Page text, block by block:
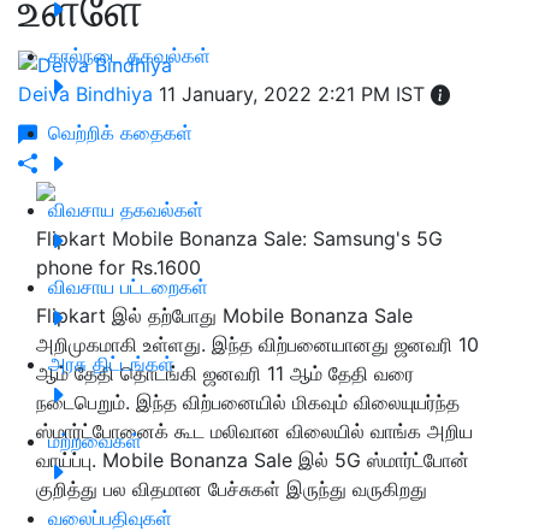
கால்நடை தகவல்கள்
வெற்றிக் கதைகள்
விவசாய தகவல்கள்
விவசாய பட்டறைகள்
அரசு திட்டங்கள்
மற்றவைகள்
வலைப்பதிவுகள்
Deiva Bindhiya 11 January, 2022 2:21 PM IST
Flipkart Mobile Bonanza Sale: Samsung's 5G
phone for Rs.1600
Flipkart இல் தற்போது Mobile Bonanza Sale
அறிமுகமாகி உள்ளது. இந்த விற்பனையானது ஜனவரி 10
ஆம் தேதி தொடங்கி ஜனவரி 11 ஆம் தேதி வரை
நடைபெறும். இந்த விற்பனையில் ​​மிகவும் விலையுயர்ந்த
ஸ்மார்ட்போனைக் கூட மலிவான விலையில் வாங்க அறிய
வாய்ப்பு. Mobile Bonanza Sale இல் 5G ஸ்மார்ட்போன்
குறித்து பல விதமான பேச்சுகள் இருந்து வருகிறது